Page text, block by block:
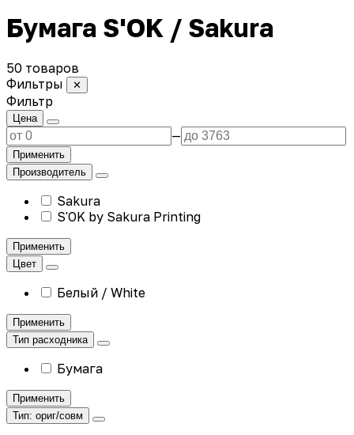
Бумага S'OK / Sakura
50 товаров
Фильтры
✕
Фильтр
Цена
—
Применить
Производитель
Sakura
S'OK by Sakura Printing
Применить
Цвет
Белый / White
Применить
Тип расходника
Бумага
Применить
Тип: ориг/совм